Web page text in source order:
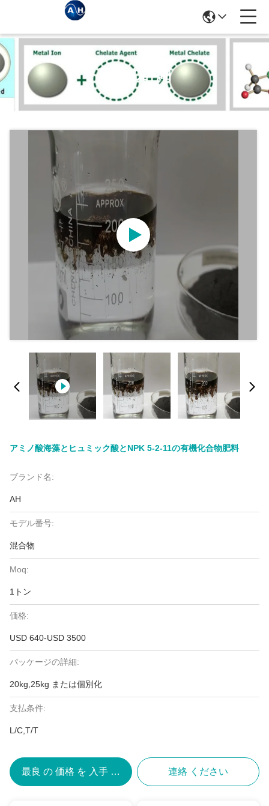
商品の詳細
アミノ酸海藻とヒュミック酸とNPK 5-2-11の有機化合物肥料
ブランド名:
AH
モデル番号:
混合物
Moq:
1トン
価格:
USD 640-USD 3500
パッケージの詳細:
20kg,25kg または個別化
支払条件:
L/C,T/T
最良 の 価格 を 入手 する 連絡 ください